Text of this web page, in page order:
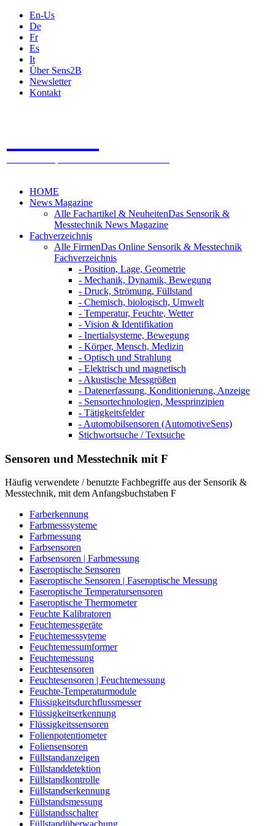
En-Us
De
Fr
Es
It
Über Sens2B
Newsletter
Kontakt
HOME
News Magazine
Alle Fachartikel & NeuheitenDas Sensorik &
Messtechnik News Magazine
Fachverzeichnis
Alle FirmenDas Online Sensorik & Messtechnik
Fachverzeichnis
- Position, Lage, Geometrie
- Mechanik, Dynamik, Bewegung
- Druck, Strömung, Füllstand
- Chemisch, biologisch, Umwelt
- Temperatur, Feuchte, Wetter
- Vision & Identifikation
- Inertialsysteme, Bewegung
- Körper, Mensch, Medizin
- Optisch und Strahlung
- Elektrisch und magnetisch
- Akustische Messgrößen
- Datenerfassung, Konditionierung, Anzeige
- Sensortechnologien, Messprinzipien
- Tätigkeitsfelder
- Automobilsensoren (AutomotiveSens)
Stichwortsuche / Textsuche
Sensoren und Messtechnik mit F
Häufig verwendete / benutzte Fachbegriffe aus der Sensorik &
Messtechnik, mit dem Anfangsbuchstaben F
Farberkennung
Farbmesssysteme
Farbmessung
Farbsensoren
Farbsensoren | Farbmessung
Faseroptische Sensoren
Faseroptische Sensoren | Faseroptische Messung
Faseroptische Temperatursensoren
Faseroptische Thermometer
Feuchte Kalibratoren
Feuchtemessgeräte
Feuchtemesssyteme
Feuchtemessumformer
Feuchtemessung
Feuchtesensoren
Feuchtesensoren | Feuchtemessung
Feuchte-Temperaturmodule
Flüssigkeitsdurchflussmesser
Flüssigkeitserkennung
Flüssigkeitssensoren
Folienpotentiometer
Foliensensoren
Füllstandanzeigen
Füllstanddetektion
Füllstandkontrolle
Füllstandserkennung
Füllstandsmessung
Füllstandsschalter